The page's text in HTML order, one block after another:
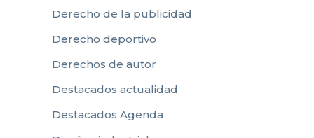
Derecho de la publicidad
Derecho deportivo
Derechos de autor
Destacados actualidad
Destacados Agenda